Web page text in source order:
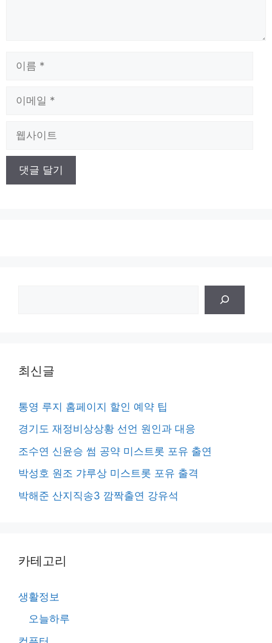
최신글
통영 루지 홈페이지 할인 예약 팁
경기도 재정비상상황 선언 원인과 대응
조수연 신윤승 썸 공약 미스트롯 포유 출연
박성호 원조 갸루상 미스트롯 포유 출격
박해준 산지직송3 깜짝출연 강유석
카테고리
생활정보
오늘하루